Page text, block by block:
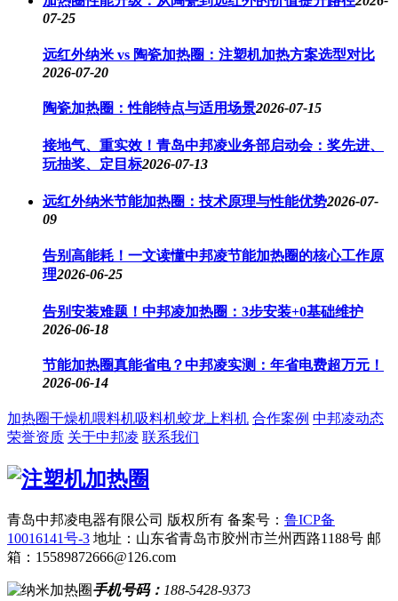
07-25
远红外纳米 vs 陶瓷加热圈：注塑机加热方案选型对比
2026-07-20
陶瓷加热圈：性能特点与适用场景2026-07-15
接地气、重实效！青岛中邦凌业务部启动会：奖先进、
玩抽奖、定目标2026-07-13
远红外纳米节能加热圈：技术原理与性能优势2026-07-
09
告别高能耗！一文读懂中邦凌节能加热圈的核心工作原
理2026-06-25
告别安装难题！中邦凌加热圈：3步安装+0基础维护
2026-06-18
节能加热圈真能省电？中邦凌实测：年省电费超万元！
2026-06-14
加热圈干燥机喂料机吸料机蛟龙上料机 合作案例 中邦凌动态
荣誉资质 关于中邦凌 联系我们
青岛中邦凌电器有限公司 版权所有 备案号： 鲁ICP备
10016141号-3 地址：山东省青岛市胶州市兰州西路1188号 邮
箱：15589872666@126.com
手机号码： 188-5428-9373